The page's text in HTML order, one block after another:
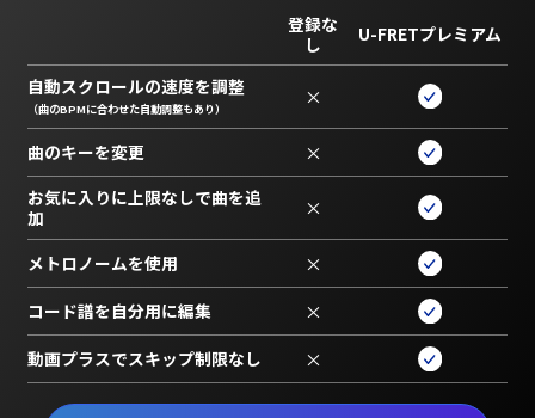
登録な
し
U-FRETプレミアム
自動スクロールの速度を調整
（曲のBPMに合わせた自動調整もあり） ×
曲のキーを変更 ×
お気に入りに上限なしで曲を追
加
×
メトロノームを使用 ×
コード譜を自分用に編集 ×
動画プラスでスキップ制限なし ×